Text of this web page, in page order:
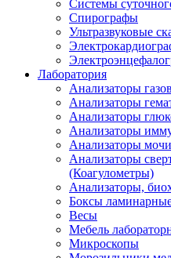
Системы
Спирографы
Ультразвуковые
Лаборатория
Анализаторы
Анализаторы
Анализаторы
Анализаторы
Анализаторы мочи
Анализаторы
(Коагулометры)
Анализаторы,
Боксы
Весы
Мебель
Микроскопы